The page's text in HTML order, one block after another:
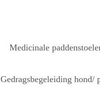
Medicinale
Gedragsbegeleiding hond/